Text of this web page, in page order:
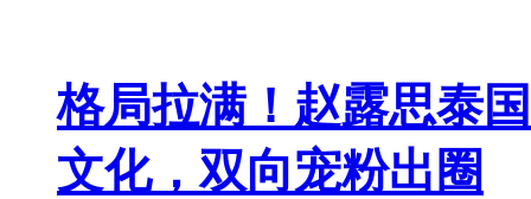
格局拉满！赵露思泰
文化，双向宠粉出圈